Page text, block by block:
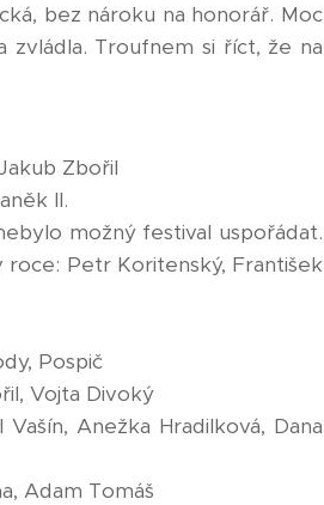
bez nároku na honorář. Moc
Troufnem si říct, že na
Zbořil
II.
možný festival uspořádat.
Petr Koritenský, František
Pospič
Vojta Divoký
Anežka Hradilková, Dana
Adam Tomáš